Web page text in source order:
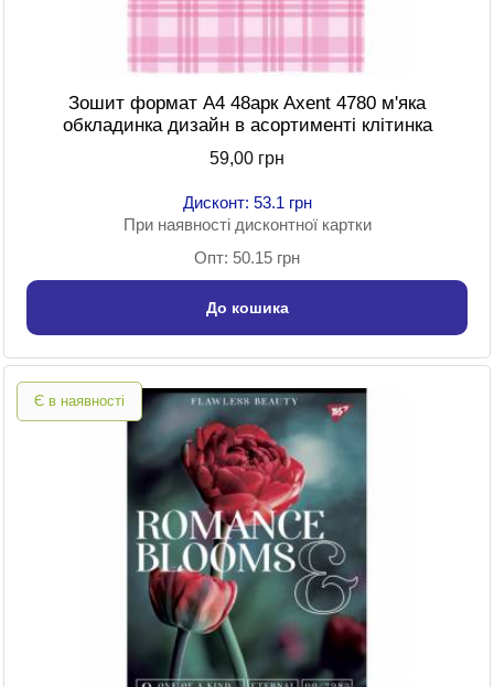
Зошит формат A4 48арк Axent 4780 м'яка
обкладинка дизайн в асортименті клітинка
59,00 грн
Дисконт: 53.1 грн
При наявності дисконтної картки
Опт: 50.15 грн
До кошика
Є в наявності